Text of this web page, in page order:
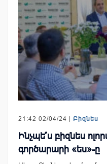
21:42 02/04/24 | Բիզնես
Ինչպե՞ս բիզնես
գործարարի «ես»-ը